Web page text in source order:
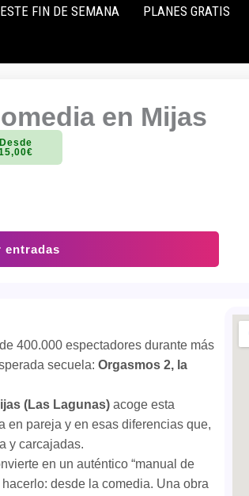
FIN DE SEMANA PLANES GRATIS
en Mijas
Desde
entradas
400.000 espectadores durante más
secuela: Orgasmos 2, la
(Las Lagunas) acoge esta
en pareja y en esas diferencias que,
y carcajadas.
en un auténtico “manual de
desde la comedia. Una obra